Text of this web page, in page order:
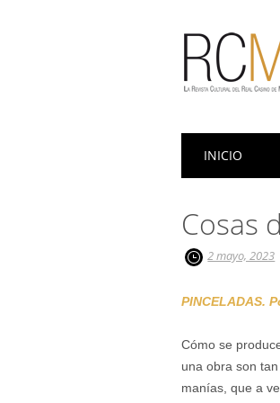
Menú
INICIO
Cosas
2 mayo, 2023
PINCELADAS.
Cómo se
una obra son
manías, que a